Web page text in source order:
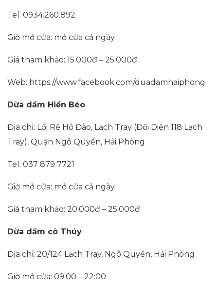
Tel: 0934.260.892
Giờ mở cửa: mở cửa cả ngày
Giá tham khảo: 15.000đ – 25.000đ
Web: https://www.facebook.com/duadamhaiphong
Dừa dầm Hiền Béo
Địa chỉ: Lối Rẽ Hồ Đào, Lạch Tray (Đối Diện 118 Lạch
Tray), Quận Ngô Quyền, Hải Phòng
Tel: 037 879 7721
Giờ mở cửa: mở cửa cả ngày
Giá tham khảo: 20.000đ – 25.000đ
Dừa dầm cô Thúy
Địa chỉ: 20/124 Lạch Tray, Ngô Quyền, Hải Phòng
Giờ mở cửa: 09:00 – 22:00